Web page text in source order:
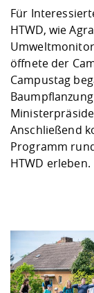
Für
HTWD, wie
öffnete der
Campustag
Anschließend
Programm
HTWD erleben.